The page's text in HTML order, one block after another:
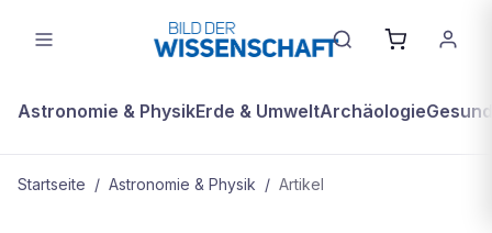
Astronomie & PhysikErde & UmweltArchäologie
Startseite / Astronomie & Physik / Artikel